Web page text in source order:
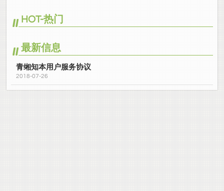
HOT-热门
最新信息
青缃知本用户服务协议
2018-07-26